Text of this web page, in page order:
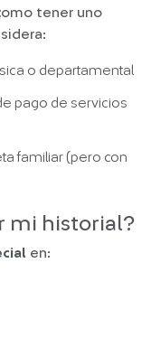
tener uno
o departamental
pago de servicios
familiar (pero con
mi historial?
en: